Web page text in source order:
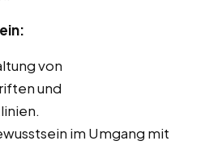
von
und
im Umgang mit